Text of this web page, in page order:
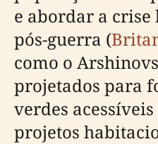
e abordar a
pós-guerra (
como o
projetados para
verdes
projetos